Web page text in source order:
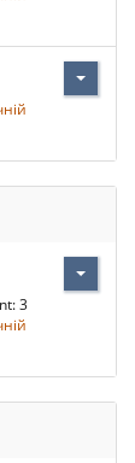
3